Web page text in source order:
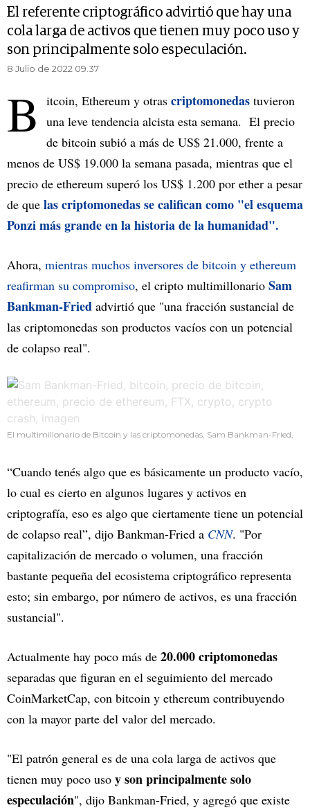
El referente criptográfico advirtió que hay una
cola larga de activos que tienen muy poco uso y
son principalmente solo especulación.
8 Julio de 2022 09.37
B itcoin, Ethereum y otras criptomonedas tuvieron
una leve tendencia alcista esta semana. El precio
de bitcoin subió a más de US$ 21.000, frente a
menos de US$ 19.000 la semana pasada, mientras que el
precio de ethereum superó los US$ 1.200 por ether a pesar
de que las criptomonedas se califican como "el esquema
Ponzi más grande en la historia de la humanidad".
Ahora, mientras muchos inversores de bitcoin y ethereum
reafirman su compromiso, el cripto multimillonario Sam
Bankman-Fried advirtió que "una fracción sustancial de
las criptomonedas son productos vacíos con un potencial
de colapso real".
El multimillonario de Bitcoin y las criptomonedas, Sam Bankman-Fried,
“Cuando tenés algo que es básicamente un producto vacío,
lo cual es cierto en algunos lugares y activos en
criptografía, eso es algo que ciertamente tiene un potencial
de colapso real”, dijo Bankman-Fried a CNN. "Por
capitalización de mercado o volumen, una fracción
bastante pequeña del ecosistema criptográfico representa
esto; sin embargo, por número de activos, es una fracción
sustancial".
Actualmente hay poco más de 20.000 criptomonedas
separadas que figuran en el seguimiento del mercado
CoinMarketCap, con bitcoin y ethereum contribuyendo
con la mayor parte del valor del mercado.
"El patrón general es de una cola larga de activos que
tienen muy poco uso y son principalmente solo
especulación", dijo Bankman-Fried, y agregó que existe